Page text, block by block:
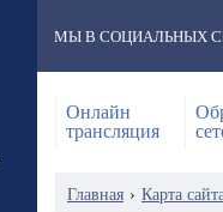
МЫ В СОЦИАЛЬНЫХ
Онлайн
трансляция
Главная › Карта